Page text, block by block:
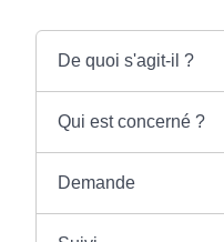
De quoi s'agit-il ?
Qui est concerné ?
Demande